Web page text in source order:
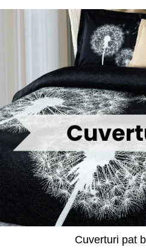
Cuverturi pat